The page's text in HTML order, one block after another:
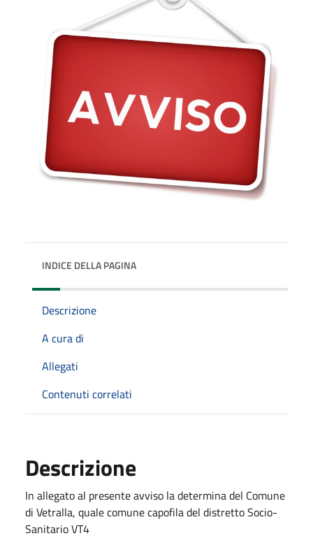
INDICE DELLA PAGINA
Descrizione
A cura di
Allegati
Contenuti correlati
Descrizione
In allegato al presente avviso la determina del Comune
di Vetralla, quale comune capofila del distretto Socio-
Sanitario VT4